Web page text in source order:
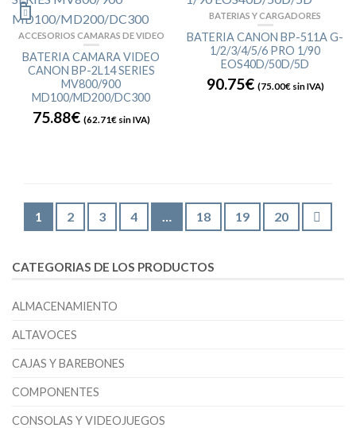
ACCESORIOS CAMARAS DE VIDEO
BATERIA CAMARA VIDEO
CANON BP-2L14 SERIES
MV800/900
MD100/MD200/DC300
75.88€ (62.71€sin IVA)
BATERIAS Y CARGADORES
BATERIA CANON BP-511A G-
1/2/3/4/5/6 PRO 1/90
EOS40D/50D/5D
90.75€ (75.00€sin IVA)
1 2 3 4 … 18 19 20
CATEGORIAS DE LOS PRODUCTOS
ALMACENAMIENTO
ALTAVOCES
CAJAS Y BAREBONES
COMPONENTES
CONSOLAS Y VIDEOJUEGOS